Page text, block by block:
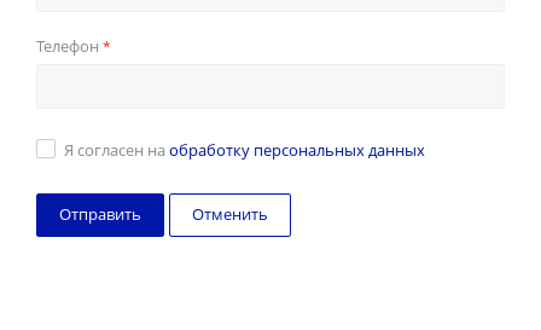
Телефон *
Я согласен на обработку персональных данных
Отменить